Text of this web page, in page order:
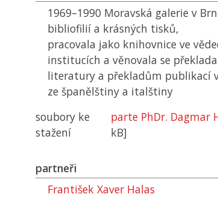
1969–1990 Moravská galerie v
bibliofilií a krásných tisků,
pracovala jako knihovnice ve
institucích a věnovala se
literatury a překladům publikací
ze španělštiny a italštiny
soubory ke
stažení
parte PhDr. Dagmar
kB]
partneři
František Xaver Halas